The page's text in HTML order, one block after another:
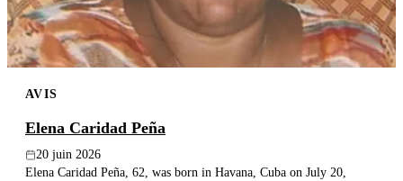
AVIS
Elena Caridad Peña
20 juin 2026
Elena Caridad Peña, 62, was born in Havana, Cuba on July 20,